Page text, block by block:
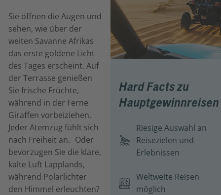
Sie öffnen die Augen und
sehen, wie über der
weiten Savanne Afrikas
das erste goldene Licht
des Tages erscheint. Auf
der Terrasse genießen
Sie frische Früchte,
während in der Ferne
Giraffen vorbeiziehen.
Jeder Atemzug fühlt sich
nach Freiheit an. Oder
bevorzugen Sie die klare,
kalte Luft Lapplands,
während Polarlichter
den Himmel erleuchten?
Hard Facts zu
Hauptgewinnreisen
Riesige Auswahl an
Reisezielen und
Erlebnissen
Weltweite Reisen
möglich